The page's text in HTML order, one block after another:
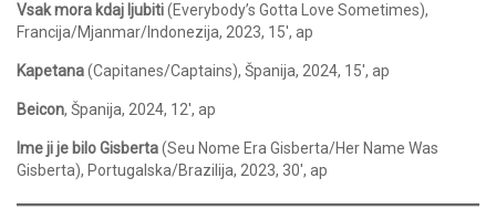
Vsak mora kdaj ljubiti(Everybody’s Gotta Love Sometimes),
Francija/Mjanmar/Indonezija, 2023, 15′, ap
Kapetana(Capitanes/Captains), Španija, 2024, 15′, ap
Beicon, Španija, 2024, 12′, ap
Ime ji je bilo Gisberta(Seu Nome Era Gisberta/Her Name Was
Gisberta), Portugalska/Brazilija, 2023, 30′, ap